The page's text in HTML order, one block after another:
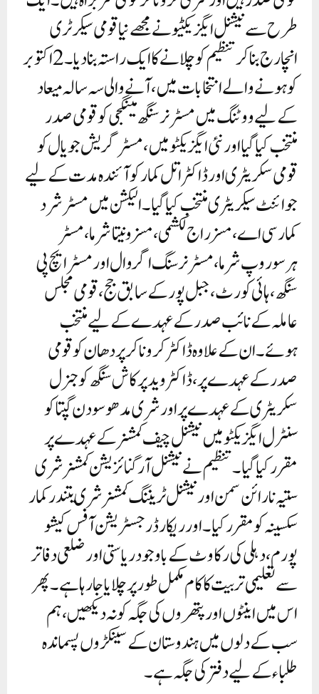
طرح سے نیشنل ایگزیکٹیو نے مجھے نیا قومی سیکرٹری
انچارج بنا کر تنظیم کو چلانے کا ایک راستہ بنا دیا۔ 2 اکتوبر
کو ہونے والے انتخابات میں، آنے والی سہ سالہ میعاد
کے لیے ووٹنگ میں مسٹر نرسنگھ مینگجی کو قومی صدر
منتخب کیا گیا اور نئی ایگزیکٹو میں، مسٹر گریش جویال کو
قومی سکریٹری اور ڈاکٹر اتل کمار کو آئندہ مدت کے لیے
جوائنٹ سیکریٹری منتخب کیا گیا۔ الیکشن میں مسٹر شرد
کمار سی اے، مسز راج لکشمی، مسز ونیتا شرما، مسٹر
ہرسوروپ شرما، مسٹر نرسنگ اگروال اور مسٹر ایچ پی
سنگھ، ہائی کورٹ، جبل پور کے سابق جج، قومی مجلس
عاملہ کے نائب صدر کے عہدے کے لیے منتخب
ہوئے۔ ان کے علاوہ ڈاکٹر کروناکر پردھان کو قومی
صدر کے عہدے پر، ڈاکٹر وید پرکاش سنگھ کو جنرل
سکریٹری کے عہدے پر اور شری مدھوسودن گپتا کو
سنٹرل ایگزیکٹو میں نیشنل چیف کمشنر کے عہدے پر
مقرر کیا گیا۔ تنظیم نے نیشنل آرگنائزیشن کمشنر شری
ستیہ نارائن سمن اور نیشنل ٹریننگ کمشنر شری یتندر کمار
سکسینہ کو مقرر کیا۔ اور ریکارڈ رجسٹریشن آفس کیشو
پورم، دہلی کی رکاوٹ کے باوجود ریاستی اور ضلعی دفاتر
سے تعلیمی تربیت کا کام مکمل طور پر چلایا جا رہا ہے۔ پھر
اس میں اینٹوں اور پتھروں کی جگہ کو نہ دیکھیں، ہم
سب کے دلوں میں ہندوستان کے سینکڑوں پسماندہ
طلباء کے لیے دفتر کی جگہ ہے۔